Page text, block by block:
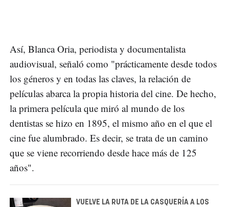
Así, Blanca Oria, periodista y documentalista
audiovisual, señaló como "prácticamente desde todos
los géneros y en todas las claves, la relación de
películas abarca la propia historia del cine. De hecho,
la primera película que miró al mundo de los
dentistas se hizo en 1895, el mismo año en el que el
cine fue alumbrado. Es decir, se trata de un camino
que se viene recorriendo desde hace más de 125
años".
VUELVE LA RUTA DE LA CASQUERÍA A LOS